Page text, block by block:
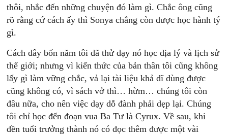
thôi, nhắc đến những chuyện đó làm gì. Chắc ông cũng
rõ rằng cứ cách ấy thì Sonya chẳng còn được học hành tý
gì.
Cách đây bốn năm tôi đã thử dạy nó học địa lý và lịch sử
thế giới; nhưng vì kiến thức của bản thân tôi cũng không
lấy gì làm vững chắc, vả lại tài liệu khả dĩ dùng được
cũng không có, vì sách vở thì… hừm… chúng tôi còn
đâu nữa, cho nên việc dạy dỗ đành phải dẹp lại. Chúng
tôi chỉ học đến đoạn vua Ba Tư là Cyrux. Về sau, khi
đền tuổi trưởng thành nó có đọc thêm được một vài